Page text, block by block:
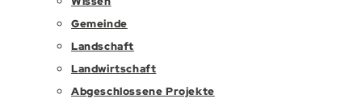
Gemeinde
Landschaft
Landwirtschaft
Abgeschlossene Projekte